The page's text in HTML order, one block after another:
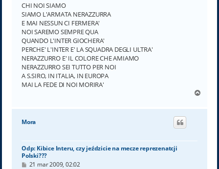
CHI NOI SIAMO
SIAMO L'ARMATA NERAZZURRA
E MAI NESSUN CI FERMERA'
NOI SAREMO SEMPRE QUA
QUANDO L'INTER GIOCHERA'
PERCHE' L'INTER E' LA SQUADRA DEGLI ULTRA'
NERAZZURRO E' IL COLORE CHE AMIAMO
NERAZZURRO SEI TUTTO PER NOI
A S.SIRO, IN ITALIA, IN EUROPA
MAI LA FEDE DI NOI MORIRA'
g
Mora
Odp: Kibice Interu, czy jeździcie na mecze reprezenatcji
Polski???
P21 mar 2009, 02:02